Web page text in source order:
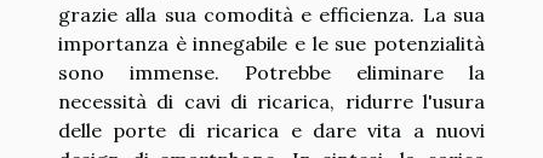
grazie alla sua comodità e efficienza. La sua
importanza è innegabile e le sue potenzialità
sono immense. Potrebbe eliminare la
necessità di cavi di ricarica, ridurre l'usura
delle porte di ricarica e dare vita a nuovi